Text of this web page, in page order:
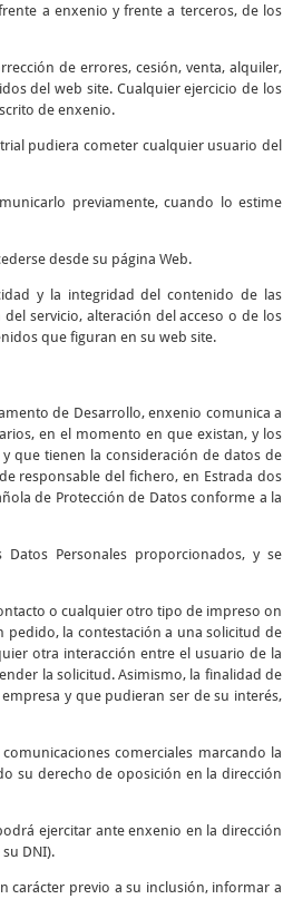
a enxenio y frente a terceros, de los
de errores, cesión, venta, alquiler,
del web site. Cualquier ejercicio de los
de enxenio.
pudiera cometer cualquier usuario del
previamente, cuando lo estime
desde su página Web.
y la integridad del contenido de las
servicio, alteración del acceso o de los
que figuran en su web site.
de Desarrollo, enxenio comunica a
en el momento en que existan, y los
que tienen la consideración de datos de
responsable del fichero, en Estrada dos
de Protección de Datos conforme a la
Personales proporcionados, y se
o cualquier otro tipo de impreso on
pedido, la contestación a una solicitud de
otra interacción entre el usuario de la
la solicitud. Asimismo, la finalidad de
y que pudieran ser de su interés,
comerciales marcando la
su derecho de oposición en la dirección
ejercitar ante enxenio en la dirección
DNI).
carácter previo a su inclusión, informar a